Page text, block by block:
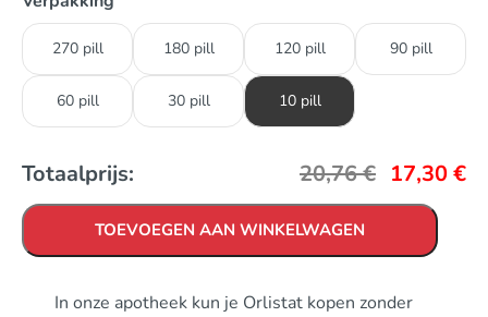
270 pill 180 pill 120 pill 90 pill
60 pill 30 pill 10 pill
Totaalprijs: 20,76€ 17,30€
TOEVOEGEN AAN WINKELWAGEN
In onze apotheek kun je Orlistat kopen zonder